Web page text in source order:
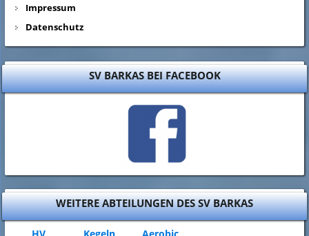
Impressum
Datenschutz
SV BARKAS BEI FACEBOOK
WEITERE ABTEILUNGEN DES SV BARKAS
HV Kegeln Aerobic